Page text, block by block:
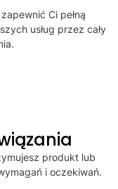
Ci pełną
usług przez cały
produkt lub
i oczekiwań.